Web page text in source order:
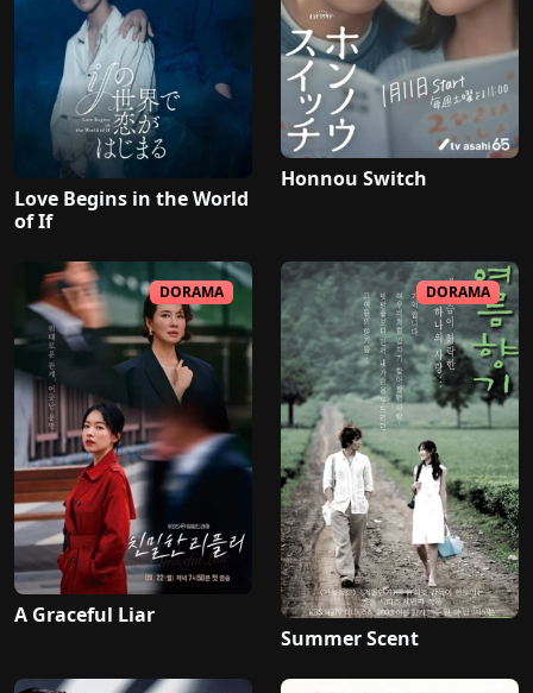
Love Begins in the World
of If
Honnou Switch
DORAMA
A Graceful Liar
DORAMA
Summer Scent